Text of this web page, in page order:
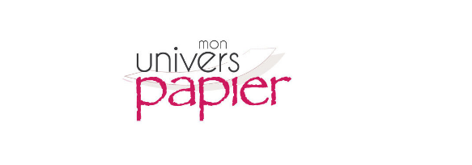
la
navigation
contenu